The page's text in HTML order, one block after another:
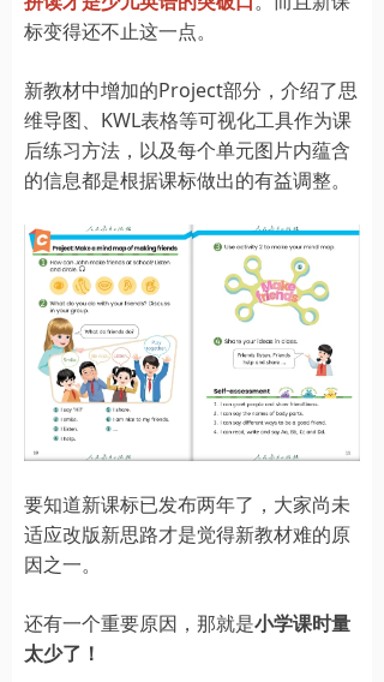
标变得还不止这一点。
新教材中增加的Project部分，介绍了思
维导图、KWL表格等可视化工具作为课
后练习方法，以及每个单元图片内蕴含
的信息都是根据课标做出的有益调整。
要知道新课标已发布两年了，大家尚未
适应改版新思路才是觉得新教材难的原
因之一。
还有一个重要原因，那就是小学课时量
太少了！